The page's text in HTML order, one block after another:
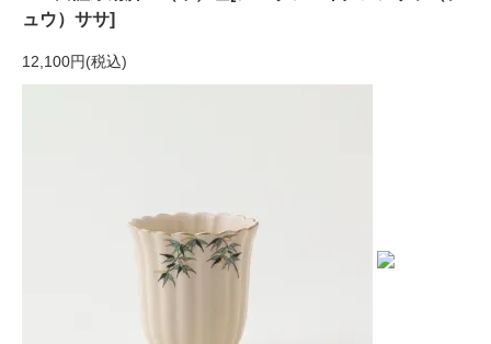
ュウ）ササ]
12,100円(税込)